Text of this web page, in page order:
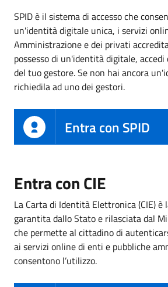
SPID è il sistema di accesso che
un'identità digitale unica, i servizi
Amministrazione e dei privati
possesso di un'identità digitale,
del tuo gestore. Se non hai ancora
richiedila ad uno dei gestori.
Entra con SPID
Entra con CIE
La Carta di Identità Elettronica (CIE) è
garantita dallo Stato e rilasciata dal
che permette al cittadino di
ai servizi online di enti e pubbliche
consentono l’utilizzo.